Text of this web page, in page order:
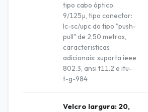
tipo cabo óptico:
9/125µ, tipo conector:
lc-sc/upc do tipo "push-
pull" de 2,50 metros,
caracteristicas
adicionais: suporta ieee
802.3, ansi t11.2 e itu-
t-g-984
Velcro largura: 20,